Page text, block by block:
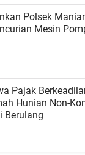
Polsek
Mesin
Pajak
Hunian Non-
Berulang